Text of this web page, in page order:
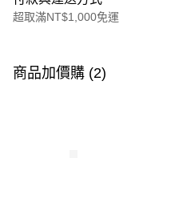
超取滿NT$1,000免運
信用卡一次付款
商品加價購 (2)